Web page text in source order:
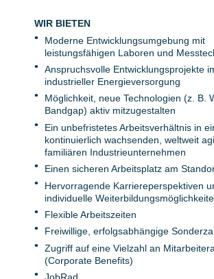
WIR BIETEN
Moderne Entwicklungsumgebung mit
leistungsfähigen Laboren und
Anspruchsvolle Entwicklungsprojekte
industrieller Energieversorgung
Möglichkeit, neue Technologien (z. B.
Bandgap) aktiv mitzugestalten
Ein unbefristetes Arbeitsverhältnis in
kontinuierlich wachsenden, weltweit
familiären Industrieunternehmen
Einen sicheren Arbeitsplatz am
Hervorragende Karriereperspektiven
individuelle
Flexible Arbeitszeiten
Freiwillige, erfolgsabhängige
Zugriff auf eine Vielzahl an
(Corporate Benefits)